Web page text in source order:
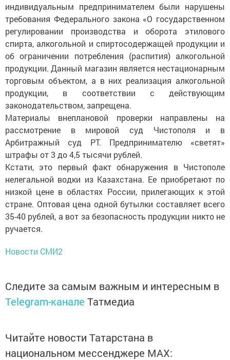
индивидуальным предпринимателем были нарушены
требования Федерального закона «О государственном
регулировании производства и оборота этилового
спирта, алкогольной и спиртосодержащей продукции и
об ограничении потребления (распития) алкогольной
продукции. Данный магазин является нестационарным
торговым объектом, а в них реализация алкогольной
продукции, в соответствии с действующим
законодательством, запрещена.
Материалы внеплановой проверки направлены на
рассмотрение в мировой суд Чистополя и в
Арбитражный суд РТ. Предпринимателю «светят»
штрафы от 3 до 4,5 тысячи рублей.
Кстати, это первый факт обнаружения в Чистополе
нелегальной водки из Казахстана. Ее приобретают по
низкой цене в областях России, прилегающих к этой
стране. Оптовая цена одной бутылки составляет всего
35-40 рублей, а вот за безопасность продукции никто не
ручается.
Новости СМИ2
Следите за самым важным и интересным в
Telegram-канале Татмедиа
Читайте новости Татарстана в
национальном мессенджере MАХ: